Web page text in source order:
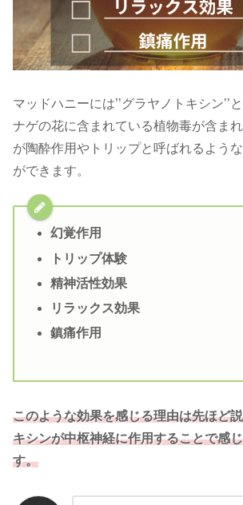
マッドハニーには’’グラヤノトキシン’’
ナゲの花に含まれている植物毒が含ま
が陶酔作用やトリップと呼ばれるよう
ができます。
幻覚作用
トリップ体験
精神活性効果
リラックス効果
鎮痛作用
このような効果を感じる理由は先ほど
キシンが中枢神経に作用することで感
す。